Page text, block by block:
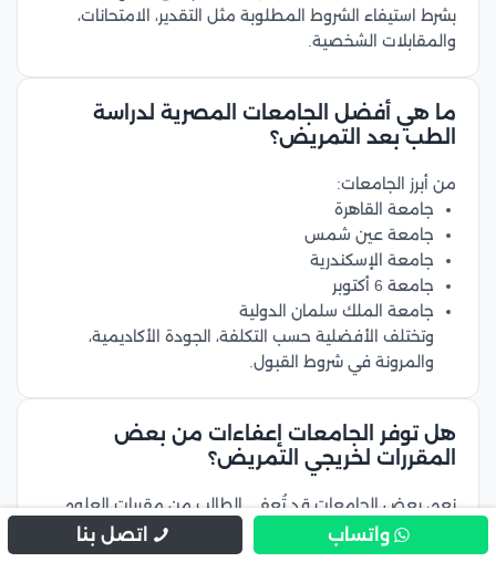
بشرط استيفاء الشروط المطلوبة مثل التقدير، الامتحانات،
والمقابلات الشخصية.
ما هي أفضل الجامعات المصرية لدراسة
الطب بعد التمريض؟
من أبرز الجامعات:
جامعة القاهرة
جامعة عين شمس
جامعة الإسكندرية
جامعة 6 أكتوبر
جامعة الملك سلمان الدولية
وتختلف الأفضلية حسب التكلفة، الجودة الأكاديمية،
والمرونة في شروط القبول.
هل توفر الجامعات إعفاءات من بعض
المقررات لخريجي التمريض؟
نعم، بعض الجامعات قد تُعفي الطالب من مقررات العلوم
الأساسية مثل التشريح أو الفسيولوجيا إذا سبق دراستها، مما
يقلل مدة الدراسة.
واتساب اتصل بنا